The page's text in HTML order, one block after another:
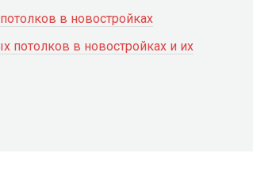
в новостройках
в новостройках и их